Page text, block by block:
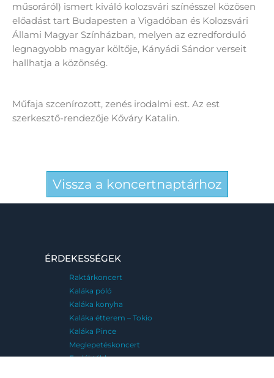
műsoráról) ismert kiváló kolozsvári színésszel közösen
előadást tart Budapesten a Vigadóban és Kolozsvári
Állami Magyar Színházban, melyen az ezredforduló
legnagyobb magyar költője, Kányádi Sándor verseit
hallhatja a közönség.
Műfaja szcenírozott, zenés irodalmi est. Az est
szerkesztő-rendezője Kőváry Katalin.
Vissza a koncertnaptárhoz
ÉRDEKESSÉGEK
Raktárkoncert
Kaláka póló
Kaláka konyha
Kaláka étterem – Tokio
Kaláka Pince
Meglepetéskoncert
Emléktábla